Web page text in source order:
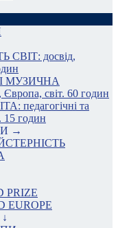
досвід,
МУЗИЧНА
світ. 60 годин
педагогічні та
15 годин
→
PRIZE
EUROPE